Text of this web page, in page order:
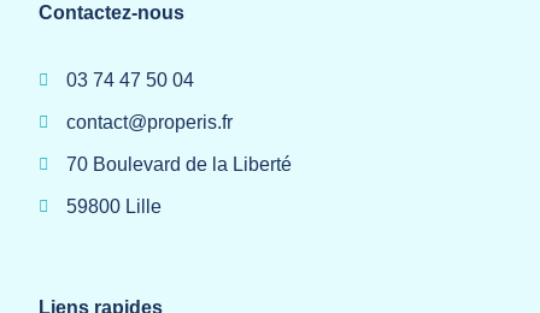
Contactez-nous
03 74 47 50 04
contact@properis.fr
70 Boulevard de la Liberté
59800 Lille
Liens rapides